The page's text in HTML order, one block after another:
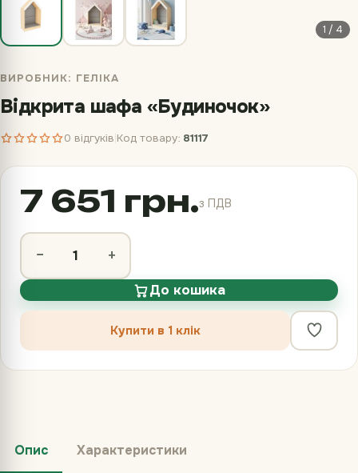
1 / 4
ВИРОБНИК: ГЕЛІКА
Відкрита шафа «Будиночок»
0 відгуків Код товару: 81117
7 651 грн.з ПДВ
− +
До кошика
Купити в 1 клік
Опис Характеристики